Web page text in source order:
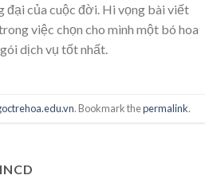
đại của cuộc đời. Hi vọng bài viết
việc chọn cho mình một bó hoa
dịch vụ tốt nhất.
. Bookmark thepermalink.